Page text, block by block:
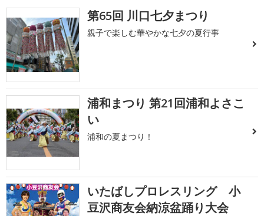
第65回 川口七夕まつり
親子で楽しむ華やかな七夕の夏行事
浦和まつり 第21回浦和よさこ
い
浦和の夏まつり！
いたばしプロレスリング 小
豆沢商友会納涼盆踊り大会